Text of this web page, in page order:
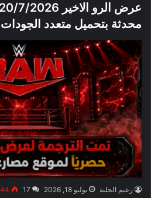
محدثة بتحميل متعدد الجودات
زعيم الحلبة يوليو 18, 2026 17